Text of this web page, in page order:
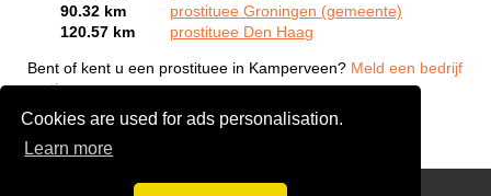
Cookies are used for ads personalisation.
Learn more
90.32 km
prostituee Groningen (gemeente)
120.57 km
prostituee Den Haag
Bent of kent u een prostituee in Kamperveen? Meld een bedrijf
gratis aan